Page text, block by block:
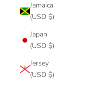
Jamaica
(USD $)
Japan
(USD $)
Jersey
(USD $)